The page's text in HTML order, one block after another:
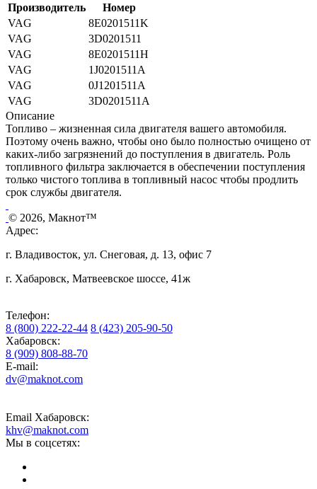
Производитель
Номер
VAG
8E0201511K
VAG
3D0201511
VAG
8E0201511H
VAG
1J0201511A
VAG
0J1201511A
VAG
3D0201511A
Описание
Топливо – жизненная сила двигателя вашего автомобиля.
Поэтому очень важно, чтобы оно было полностью очищено от
каких-либо загрязнений до поступления в двигатель. Роль
топливного фильтра заключается в обеспечении поступления
только чистого топлива в топливный насос чтобы продлить
срок службы двигателя.
© 2026, Макнот™
Адрес:
г. Владивосток, ул. Снеговая, д. 13, офис 7
г. Хабаровск, Матвеевское шоссе, 41ж
Телефон:
8 (800) 222-22-44 8 (423) 205-90-50
Хабаровск:
8 (909) 808-88-70
E-mail:
dv@maknot.com
Email Хабаровск:
khv@maknot.com
Мы в соцсетях: